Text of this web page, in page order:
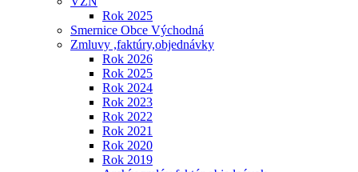
Rok 2025
Smernice Obce Východná
Zmluvy ,faktúry,objednávky
Rok 2026
Rok 2025
Rok 2024
Rok 2023
Rok 2022
Rok 2021
Rok 2020
Rok 2019